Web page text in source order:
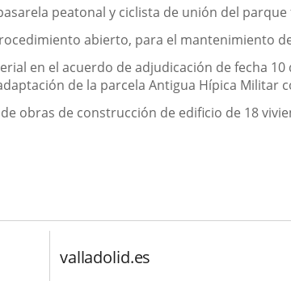
peatonal y ciclista de unión del
abierto, para el mantenimiento
en el acuerdo de adjudicación de fecha
de la parcela Antigua Hípica Militar
obras de construcción de edificio de 18
valladolid.es